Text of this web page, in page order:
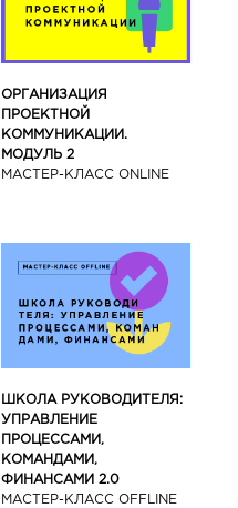
ОРГАНИЗАЦИЯ
ПРОЕКТНОЙ
КОММУНИКАЦИИ.
МОДУЛЬ 2
МАСТЕР-КЛАСС ONLINE
ШКОЛА РУКОВОДИТЕЛЯ:
УПРАВЛЕНИЕ
ПРОЦЕССАМИ,
КОМАНДАМИ,
ФИНАНСАМИ 2.0
МАСТЕР-КЛАСС OFFLINE